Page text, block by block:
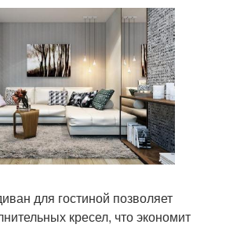
для гостиной позволяет
кресел, что экономит